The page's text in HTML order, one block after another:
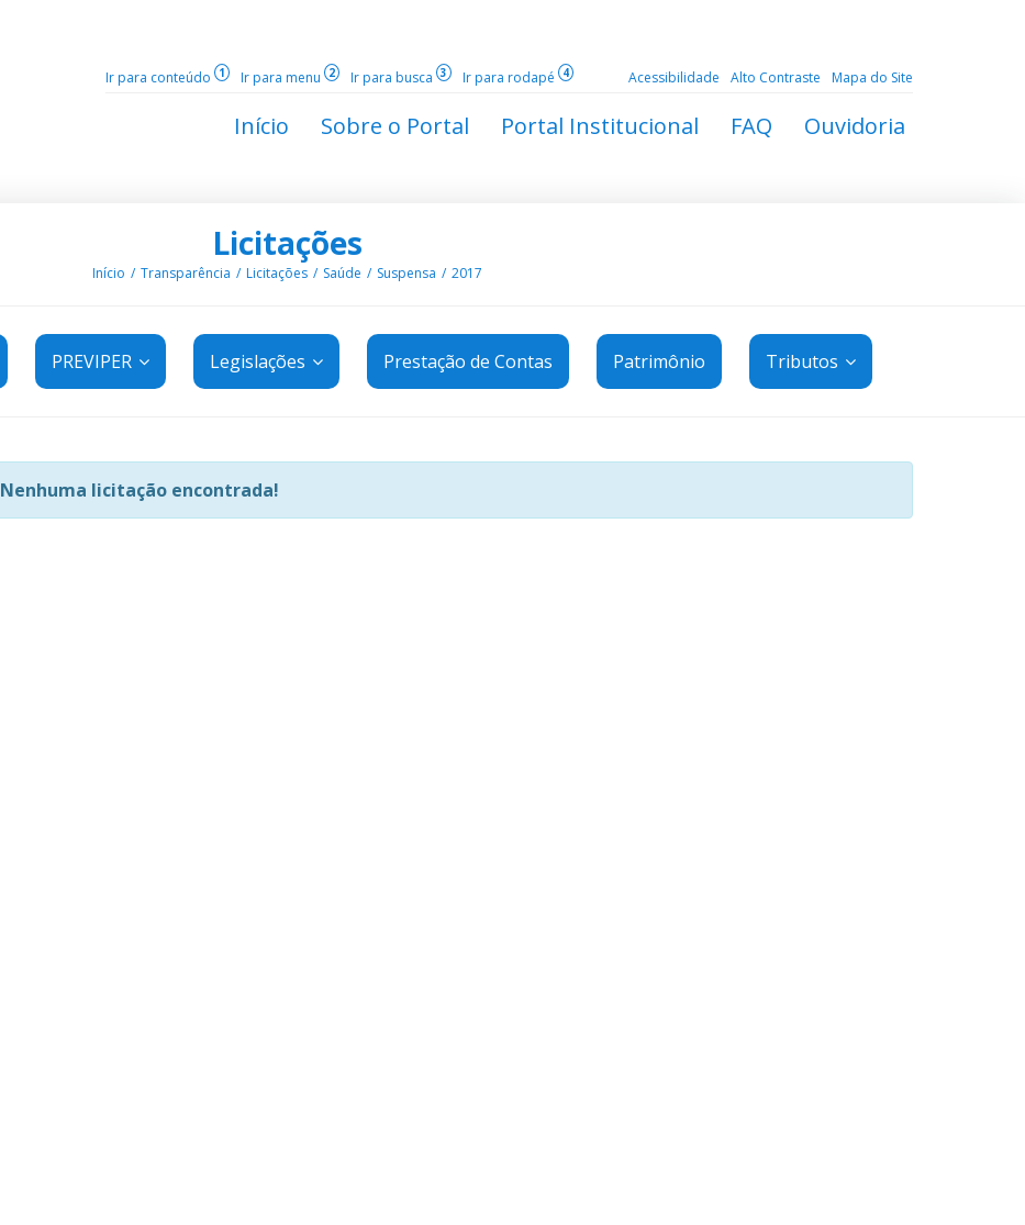
Ir para conteúdo 1 Ir para menu 2 Ir para busca 3 Ir para rodapé 4 Acessibilidade Alto Contraste Mapa do Site
Início Sobre o Portal Portal Institucional FAQ Ouvidoria
Licitações
Início Transparência Licitações Saúde Suspensa 2017
PREVIPER Legislações Prestação de Contas Patrimônio Tributos
Nenhuma licitação encontrada!